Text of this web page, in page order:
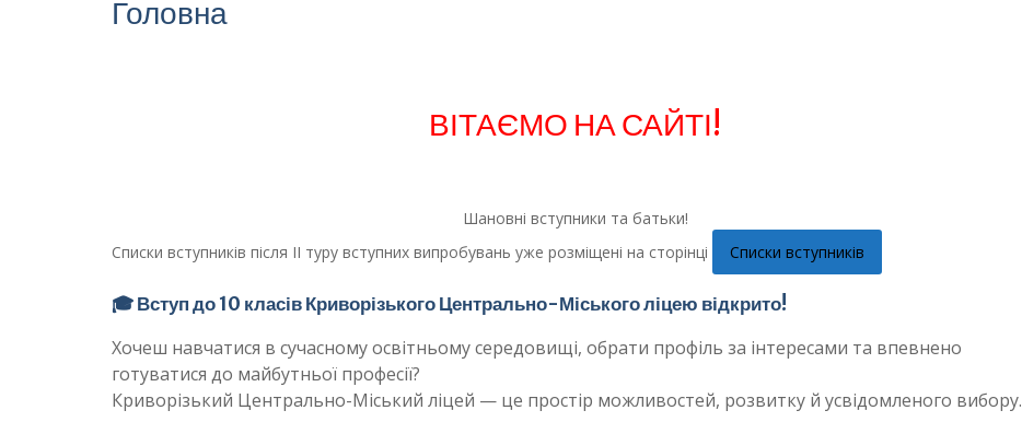
Головна
ВІТАЄМО НА САЙТІ!
Шановні вступники та батьки!
Списки вступників після ІІ туру вступних випробувань уже розміщені на сторінці
Списки вступників
🎓 Вступ до 10 класів Криворізького Центрально-Міського ліцею відкрито!
Хочеш навчатися в сучасному освітньому середовищі, обрати профіль за інтересами та впевнено
готуватися до майбутньої професії?
Криворізький Центрально-Міський ліцей — це простір можливостей, розвитку й усвідомленого вибору.